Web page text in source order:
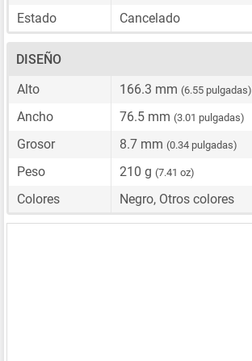
Estado Cancelado
DISEÑO
Alto
166.3 mm (6.55 pulgadas)
Ancho 76.5 mm (3.01 pulgadas)
Grosor 8.7 mm (0.34 pulgadas)
Peso 210 g (7.41 oz)
Colores Negro, Otros colores